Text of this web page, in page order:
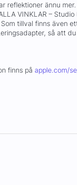
reflektioner ännu mer.
VINKLAR –
tillval finns även
så att
finns på apple.com/